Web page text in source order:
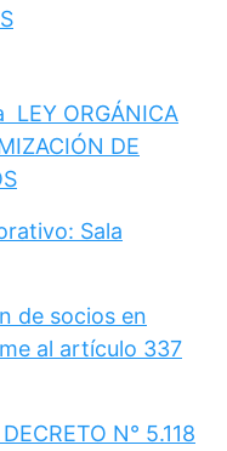
LEY ORGÁNICA
DE
Sala
de socios en
al artículo 337
N° 5.118